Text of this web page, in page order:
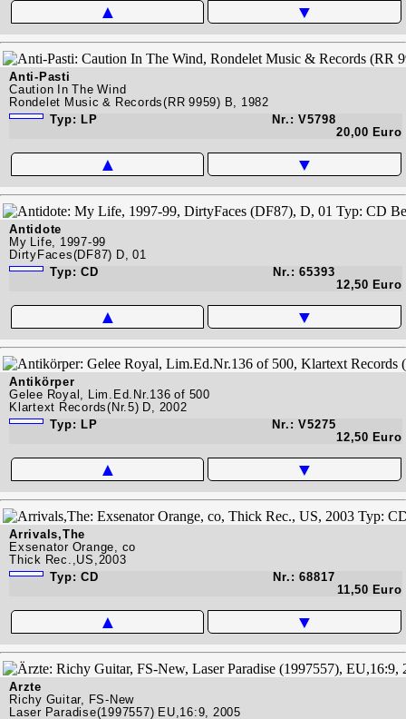
▲ ▼
Anti-Pasti
Caution In The Wind
Rondelet Music & Records(RR 9959) B, 1982
Typ: LP
Nr.: V5798
20,00 Euro
▲ ▼
Antidote
My Life, 1997-99
DirtyFaces(DF87) D, 01
Typ: CD
Nr.: 65393
12,50 Euro
▲ ▼
Antikörper
Gelee Royal, Lim.Ed.Nr.136 of 500
Klartext Records(Nr.5) D, 2002
Typ: LP
Nr.: V5275
12,50 Euro
▲ ▼
Arrivals,The
Exsenator Orange, co
Thick Rec.,US,2003
Typ: CD
Nr.: 68817
11,50 Euro
▲ ▼
Ärzte
Richy Guitar, FS-New
Laser Paradise(1997557) EU,16:9, 2005